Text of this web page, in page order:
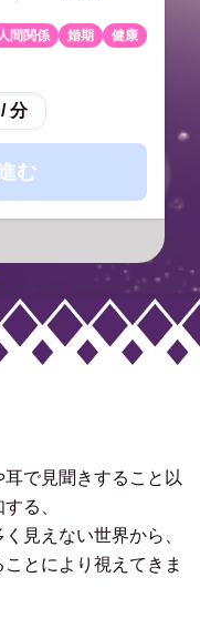
間関係 婚期
健康
分
む
で見聞きすること以
る、
見えない世界から、
とにより視えてきま